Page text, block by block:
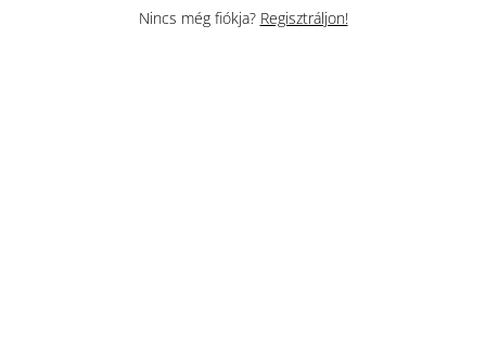
Nincs még fiókja? Regisztráljon!